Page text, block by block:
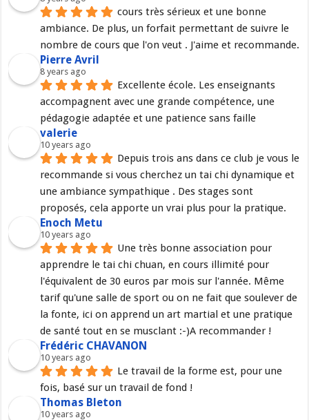
cours très sérieux et une bonne
ambiance. De plus, un forfait permettant de suivre le
nombre de cours que l'on veut . J'aime et recommande.
Pierre Avril
8 years ago
Excellente école. Les enseignants
accompagnent avec une grande compétence, une
pédagogie adaptée et une patience sans faille
valerie
10 years ago
Depuis trois ans dans ce club je vous le
recommande si vous cherchez un tai chi dynamique et
une ambiance sympathique . Des stages sont
proposés, cela apporte un vrai plus pour la pratique.
Enoch Metu
10 years ago
Une très bonne association pour
apprendre le tai chi chuan, en cours illimité pour
l'équivalent de 30 euros par mois sur l'année. Même
tarif qu'une salle de sport ou on ne fait que soulever de
la fonte, ici on apprend un art martial et une pratique
de santé tout en se musclant :-)A recommander !
Frédéric CHAVANON
10 years ago
Le travail de la forme est, pour une
fois, basé sur un travail de fond !
Thomas Bleton
10 years ago